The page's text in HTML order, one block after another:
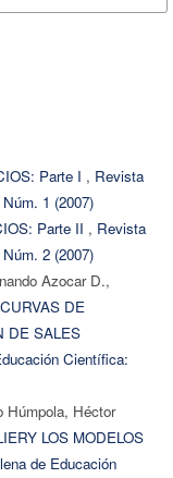
Parte I , Revista
1 (2007)
Parte II , Revista
2 (2007)
Azocar D.,
DE
DE SALES
Científica:
Húmpola, Héctor
LOS MODELOS
de Educación